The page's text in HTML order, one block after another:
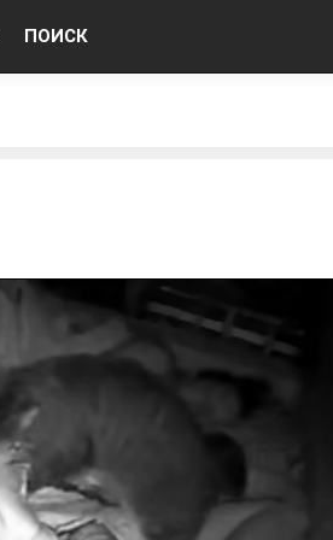
ПОИСК